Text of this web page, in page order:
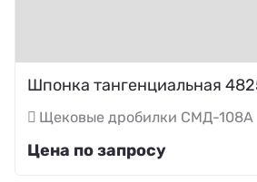
Шпонка тангенциальная
Щековые дробилки СМД-108А
Цена по запросу